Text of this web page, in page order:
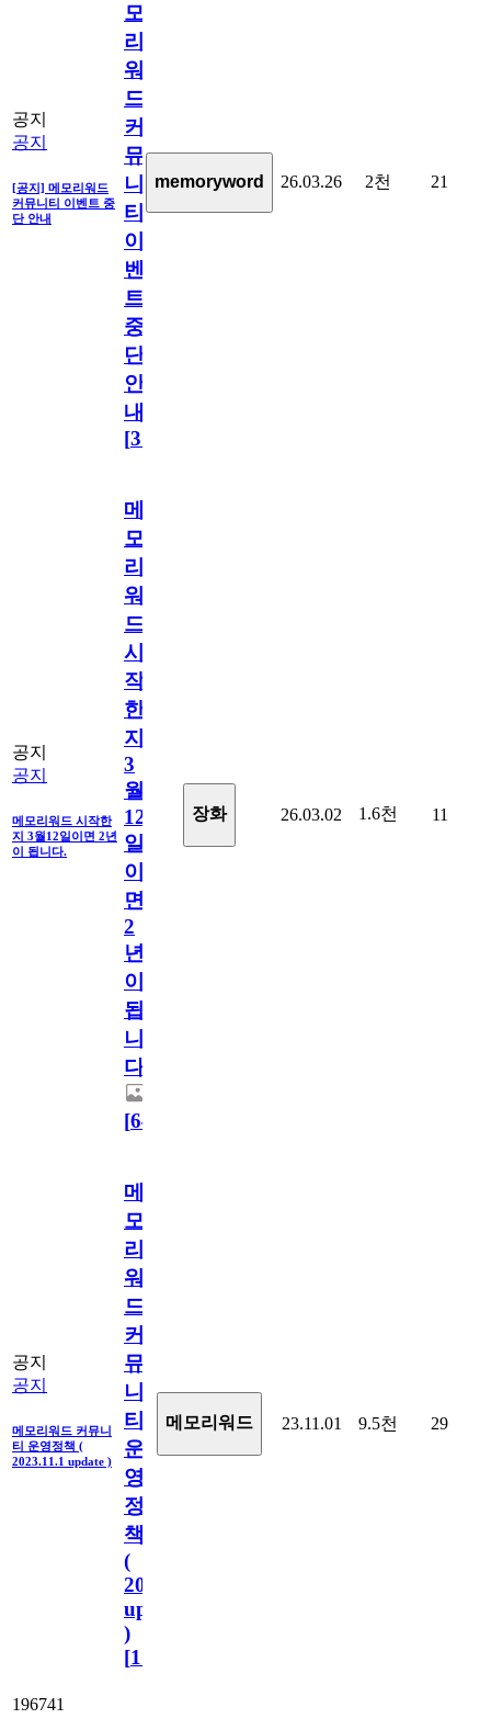
공지
공지
[공지] 메모리워드
커뮤니티 이벤트 중
단 안내
모
리
워
드
커
뮤
니
티
이
벤
트
중
단
안
내
[31
memoryword 26.03.26 2천 21
공지
공지
메모리워드 시작한
지 3월12일이면 2년
이 됩니다.
메
모
리
워
드
시
작
한
지
3
월
12
일
이
면
2
년
이
됩
니
다.
[64
장화 26.03.02 1.6천 11
공지
공지
메모리워드 커뮤니
티 운영정책 (
2023.11.1 update )
메
모
리
워
드
커
뮤
니
티
운
영
정
책
(
2023.11.1
update
)
[110
메모리워드 23.11.01 9.5천 29
196741